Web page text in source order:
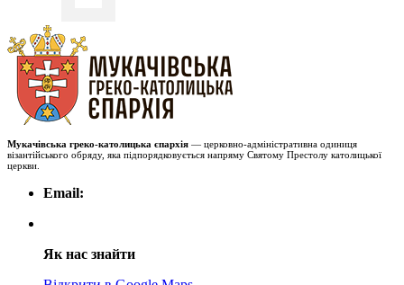
Мукачівська греко-католицька єпархія — церковно-адміністративна одиниця
візантійського обряду, яка підпорядковується напряму Святому Престолу католицької
церкви.
Email:
Як нас знайти